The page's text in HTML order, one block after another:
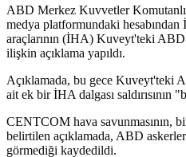
ABD Merkez Kuvvetler
medya platformundaki hesabından
araçlarının (İHA) Kuveyt'teki ABD
ilişkin açıklama yapıldı.
Açıklamada, bu gece Kuveyt'teki
ait ek bir İHA dalgası saldırısının
CENTCOM hava savunmasının,
belirtilen açıklamada, ABD
görmediği kaydedildi.